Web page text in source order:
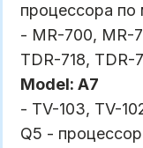
процессора по
- MR-700, MR-
TDR-718, TDR-
Model: A7
- TV-103, TV-
Q5 - процессор